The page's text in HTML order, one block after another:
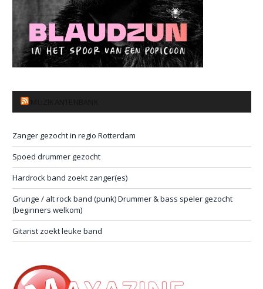
Zanger gezocht in regio Rotterdam
Spoed drummer gezocht
Hardrock band zoekt zanger(es)
Grunge / alt rock band (punk) Drummer & bass speler gezocht
(beginners welkom)
Gitarist zoekt leuke band